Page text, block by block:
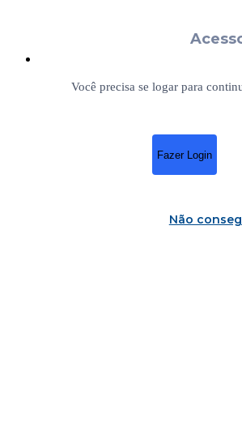
Você precisa se logar para
Fazer Login
Não